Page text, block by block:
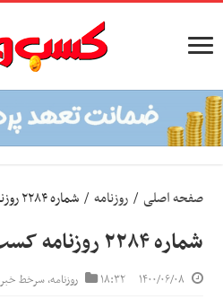
صفحه اصلی / روزنامه / شماره ۲۲۸۴ روزنامه کسب و کار
شماره ۲۲۸۴ روزنامه کسب و کار
۱۴۰۰/۰۶/۰۸ ۱۸:۳۲ روزنامه,سرخط